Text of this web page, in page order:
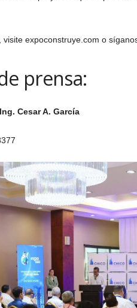
expoconstruye.com o
prensa:
Ing. Cesar A. García